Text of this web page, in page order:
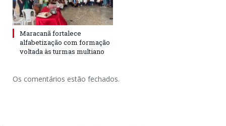
Maracanã fortalece
alfabetização com formação
voltada às turmas multiano
Os comentários estão fechados.